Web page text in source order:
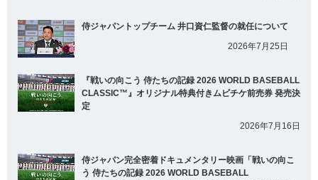
侍ジャパントップチーム 井口資仁監督の就任について
2026年7月25日
『戦いの向こう 侍たちの記録 2026 WORLD BASEBALL
CLASSIC™』オリジナル特典付きムビチケ前売券 発売決
定
2026年7月16日
侍ジャパン完全密着ドキュメンタリー映画「戦いの向こ
う 侍たちの記録 2026 WORLD BASEBALL